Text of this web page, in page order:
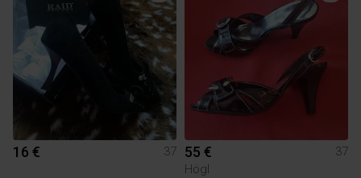
16 € 37 55 €
37
Högl